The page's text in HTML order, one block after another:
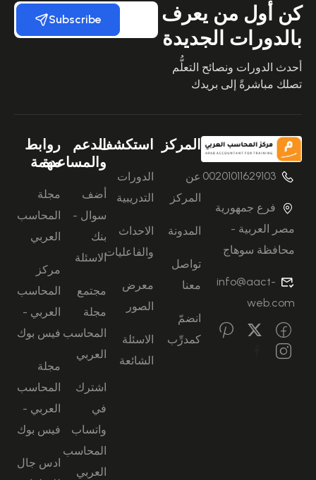
كن أول من يعرف
بالدورات الجديدة
أحدث الدورات ونصائح التعلُّم
تصلك مباشرةً إلى بريدك
Subscribe
00201011629103
فرع جمهورية
مصر العربية -
محافظة سوهاج
info@aact-
web.com
المركز
عن
المركز
المدونة
تواصل
معنا
انضمّ
كمدرِّب
استكشف
الدورات
التدريبية
الاحداث
والفاعليات
معرض
الصور
الاسئلة
الشائعة
الدعم
والمساعدة
أضف
سوال -
بنك
الاسئلة
مجتمع
مجلة
المحاسب
العربي
اشترك
في
واتساب
المحاسب
العربي
روابط
مهمة
مجلة
المحاسب
العربي
مركز
المحاسب
العربي -
فيس بوك
مجلة
المحاسب
العربي -
فيس بوك
ادس جال